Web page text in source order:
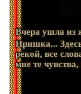
Вчера ушла из
Иришка...
рекой, все
мне те